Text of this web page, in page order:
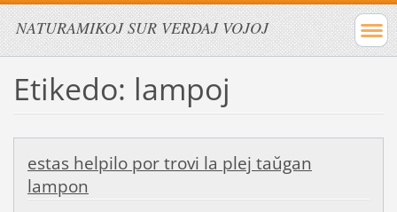
NATURAMIKOJ SUR VERDAJ VOJOJ
Etikedo: lampoj
estas helpilo por trovi la plej taŭgan
lampon